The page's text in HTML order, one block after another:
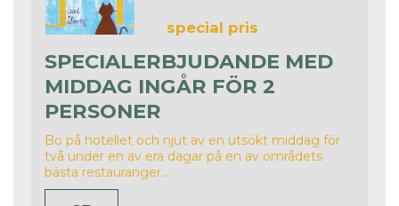
special pris
SPECIALERBJUDANDE MED
MIDDAG INGÅR FÖR 2
PERSONER
Bo på hotellet och njut av en utsökt middag för
två under en av era dagar på en av områdets
bästa restauranger...